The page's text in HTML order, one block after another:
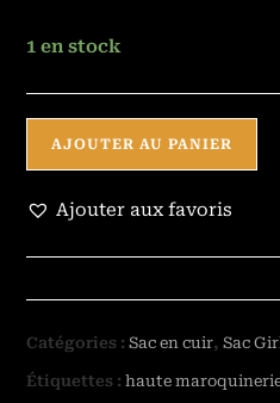
1 en stock
AJOUTER AU PANIER
Ajouter aux favoris
Catégories :Sac en cuir,Sac
Étiquettes :haute